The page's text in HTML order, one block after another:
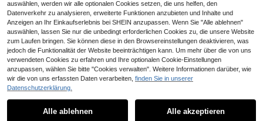
auswählen, werden wir alle optionalen Cookies setzen, die uns helfen, den
Datenverkehr zu analysieren, erweiterte Funktionen anzubieten und Inhalte und
Anzeigen an Ihr Einkaufserlebnis bei SHEIN anzupassen. Wenn Sie "Alle ablehnen"
auswählen, lassen Sie nur die unbedingt erforderlichen Cookies zu, die unsere Website
zum Laufen bringen. Sie können diese in den Browsereinstellungen deaktivieren, was
jedoch die Funktionalität der Website beeinträchtigen kann. Um mehr über die von uns
verwendeten Cookies zu erfahren und Ihre optionalen Cookie-Einstellungen
anzupassen, wählen Sie bitte "Cookies verwalten". Weitere Informationen darüber, wie
wir die von uns erfassten Daten verarbeiten, finden Sie in unserer
Datenschutzerklärung.
Alle ablehnen Alle akzeptieren